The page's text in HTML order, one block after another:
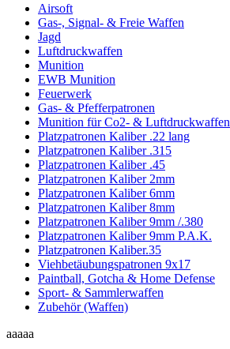
Airsoft
Gas-, Signal- & Freie Waffen
Jagd
Luftdruckwaffen
Munition
EWB Munition
Feuerwerk
Gas- & Pfefferpatronen
Munition für Co2- & Luftdruckwaffen
Platzpatronen Kaliber .22 lang
Platzpatronen Kaliber .315
Platzpatronen Kaliber .45
Platzpatronen Kaliber 2mm
Platzpatronen Kaliber 6mm
Platzpatronen Kaliber 8mm
Platzpatronen Kaliber 9mm /.380
Platzpatronen Kaliber 9mm P.A.K.
Platzpatronen Kaliber.35
Viehbetäubungspatronen 9x17
Paintball, Gotcha & Home Defense
Sport- & Sammlerwaffen
Zubehör (Waffen)
aaaaa